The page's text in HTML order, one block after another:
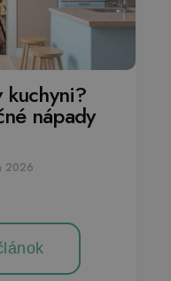
nápady
2026